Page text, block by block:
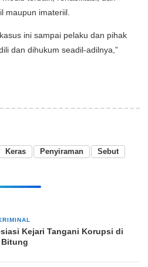
maupun imateriil.
ini sampai pelaku dan pihak
dan dihukum seadil-adilnya,”
Keras Penyiraman Sebut
Kejari Tangani Korupsi di
Bitung